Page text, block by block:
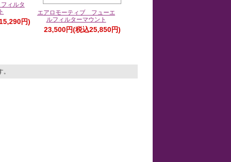
ィルタ
円)
エアロモーティブ フューエ
ルフィルターマウント
23,500円(税込25,850円)